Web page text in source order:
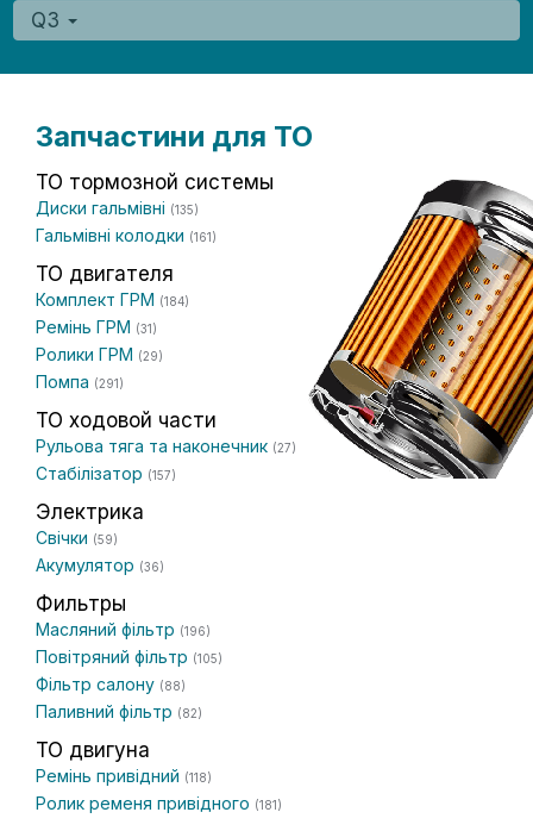
Q3
Запчастини для ТО
ТО тормозной системы
Диски гальмівні (135)
Гальмівні колодки (161)
ТО двигателя
Комплект ГРМ (184)
Ремінь ГРМ (31)
Ролики ГРМ (29)
Помпа (291)
ТО ходовой части
Рульова тяга та наконечник (27)
Стабілізатор (157)
Электрика
Свічки (59)
Акумулятор (36)
Фильтры
Масляний фільтр (196)
Повітряний фільтр (105)
Фільтр салону (88)
Паливний фільтр (82)
ТО двигуна
Ремінь привідний (118)
Ролик ременя привідного (181)